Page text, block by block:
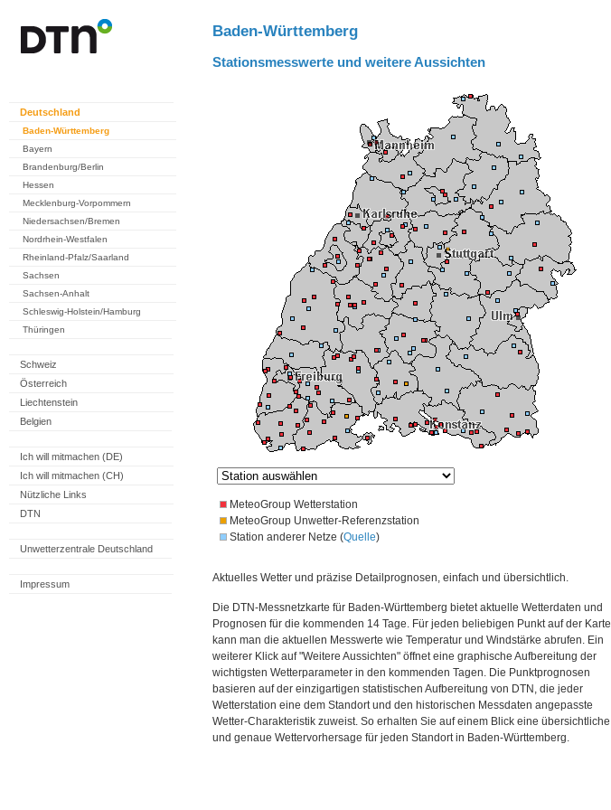
Deutschland
Baden-Württemberg
Bayern
Brandenburg/Berlin
Hessen
Mecklenburg-Vorpommern
Niedersachsen/Bremen
Nordrhein-Westfalen
Rheinland-Pfalz/Saarland
Sachsen
Sachsen-Anhalt
Schleswig-Holstein/Hamburg
Thüringen
Schweiz
Österreich
Liechtenstein
Belgien
Ich will mitmachen (DE)
Ich will mitmachen (CH)
Nützliche Links
DTN
Unwetterzentrale Deutschland
Impressum
Baden-Württemberg
Stationsmesswerte und weitere Aussichten
MeteoGroup Wetterstation
MeteoGroup Unwetter-Referenzstation
Station anderer Netze (Quelle)
Aktuelles Wetter und präzise Detailprognosen, einfach und übersichtlich.
Die DTN-Messnetzkarte für Baden-Württemberg bietet aktuelle Wetterdaten und
Prognosen für die kommenden 14 Tage. Für jeden beliebigen Punkt auf der Karte
kann man die aktuellen Messwerte wie Temperatur und Windstärke abrufen. Ein
weiterer Klick auf "Weitere Aussichten" öffnet eine graphische Aufbereitung der
wichtigsten Wetterparameter in den kommenden Tagen. Die Punktprognosen
basieren auf der einzigartigen statistischen Aufbereitung von DTN, die jeder
Wetterstation eine dem Standort und den historischen Messdaten angepasste
Wetter-Charakteristik zuweist. So erhalten Sie auf einem Blick eine übersichtliche
und genaue Wettervorhersage für jeden Standort in Baden-Württemberg.